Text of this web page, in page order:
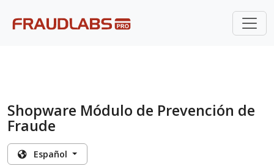
Shopware Módulo de Prevención de
Fraude
Español